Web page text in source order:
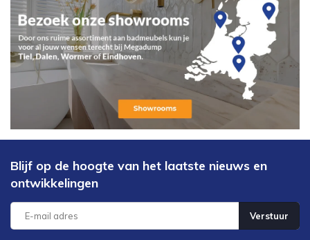
Blijf op de hoogte van het laatste nieuws en
ontwikkelingen
Verstuur